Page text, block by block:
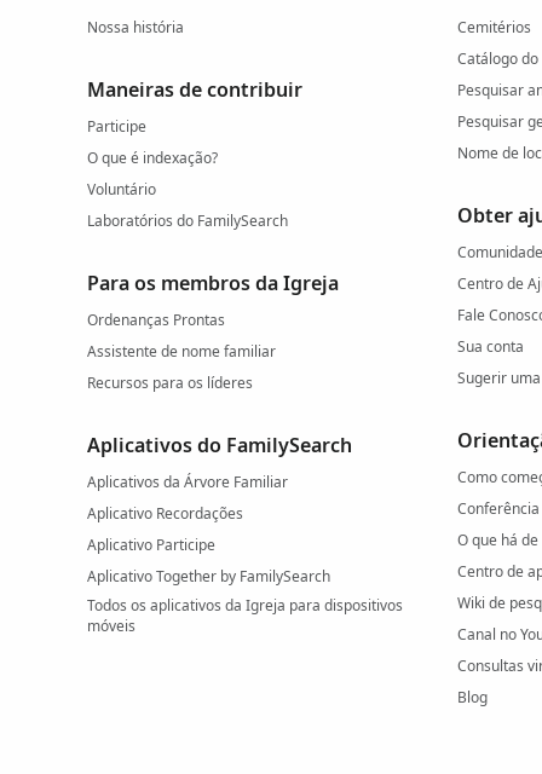
Nossa história
Maneiras de contribuir
Participe
O que é indexação?
Voluntário
Laboratórios do FamilySearch
Para os membros da Igreja
Ordenanças Prontas
Assistente de nome familiar
Recursos para os líderes
Aplicativos do FamilySearch
Aplicativos da Árvore Familiar
Aplicativo Recordações
Aplicativo Participe
Aplicativo Together by FamilySearch
Todos os aplicativos da Igreja para dispositivos
móveis
Cemitérios
Catálogo
Pesquisar
Pesquisar
Nome de
Obter
Centro de
Fale
Sua conta
Sugerir
Como
Conferência
O que há
Centro de
Wiki de
Canal no
Consultas
Blog